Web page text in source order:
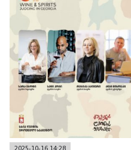
2025-10-16 14:28